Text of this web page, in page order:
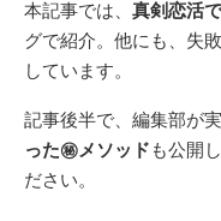
本記事では、 真剣恋活
グで紹介。他にも、失
しています。
記事後半で、編集部が
った㊙︎メソッド も公開
ださい。